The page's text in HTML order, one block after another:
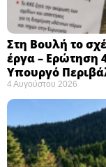
Στη Βουλή το
έργα – Ερώτηση
Υπουργό
4 Αυγούστου 2026